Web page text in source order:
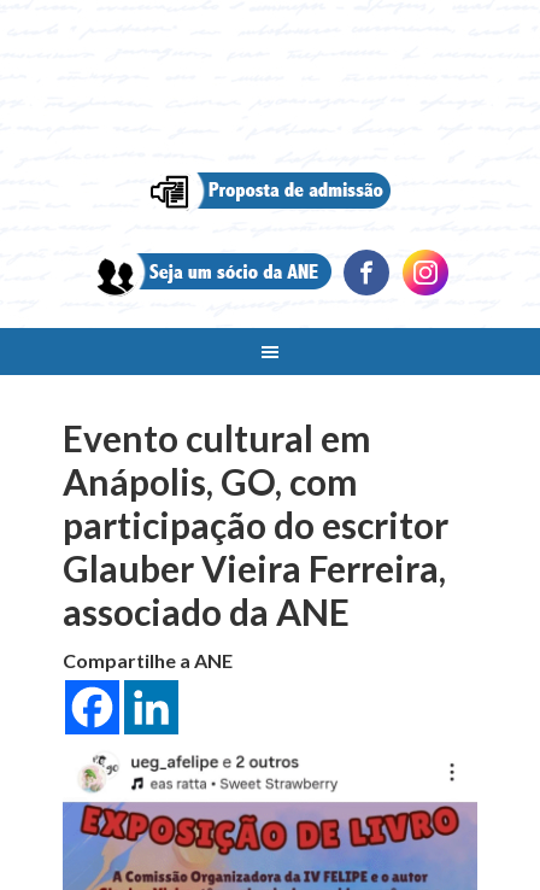
Evento cultural em
Anápolis, GO, com
participação do escritor
Glauber Vieira Ferreira,
associado da ANE
Compartilhe a ANE